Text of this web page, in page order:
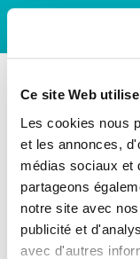
Ce site Web
Les cookies nous
et les annonces,
médias sociaux et
partageons
notre site avec
publicité et
avec d'autres